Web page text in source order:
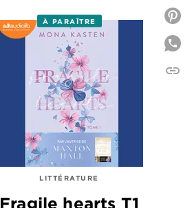
À PARAÎTRE
LITTÉRATURE
Fragile hearts T1
link